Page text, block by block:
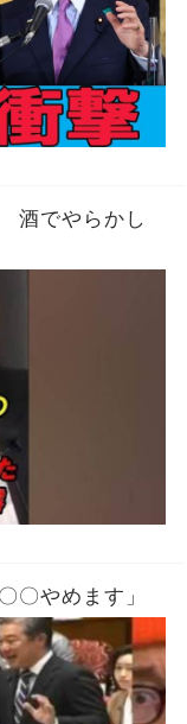
酒でやらかし
〇やめます」